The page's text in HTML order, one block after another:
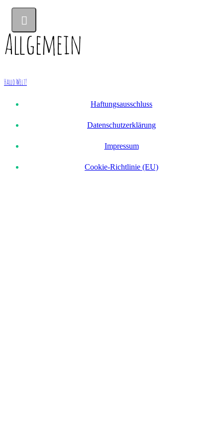
Allgemein
Hallo Welt!
Haftungsausschluss
Datenschutzerklärung
Impressum
Cookie-Richtlinie (EU)